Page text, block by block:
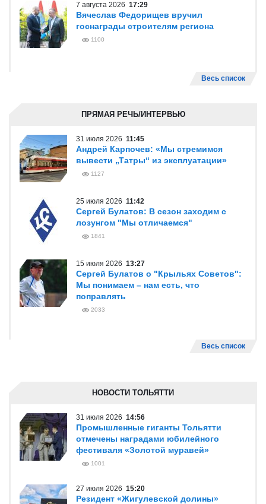
7 августа 2026 17:29
Вячеслав Федорищев вручил
госнаграды строителям региона
1100
Весь список
ПРЯМАЯ РЕЧЬ/ИНТЕРВЬЮ
31 июля 2026 11:45
Андрей Карпочев: «Мы стремимся
вывести „Татры“ из эксплуатации»
1127
25 июля 2026 11:42
Сергей Булатов: В сезон заходим с
лозунгом "Мы отличаемся"
1841
15 июля 2026 13:27
Сергей Булатов о "Крыльях Советов":
Мы понимаем – нам есть, что
поправлять
2033
Весь список
НОВОСТИ ТОЛЬЯТТИ
31 июля 2026 14:56
Промышленные гиганты Тольятти
отмечены наградами юбилейного
фестиваля «Золотой муравей»
1001
27 июля 2026 15:20
Резидент «Жигулевской долины»